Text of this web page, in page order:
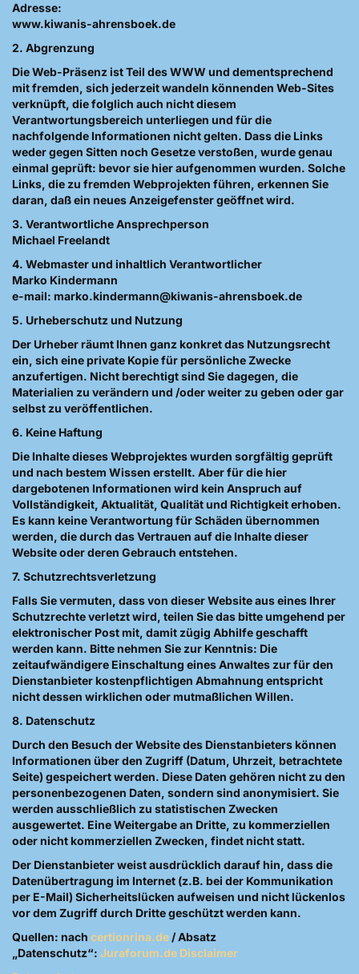
Adresse:
www.kiwanis-ahrensboek.de
2. Abgrenzung
Die Web-Präsenz ist Teil des WWW und dementsprechend
mit fremden, sich jederzeit wandeln könnenden Web-Sites
verknüpft, die folglich auch nicht diesem
Verantwortungsbereich unterliegen und für die
nachfolgende Informationen nicht gelten. Dass die Links
weder gegen Sitten noch Gesetze verstoßen, wurde genau
einmal geprüft: bevor sie hier aufgenommen wurden. Solche
Links, die zu fremden Webprojekten führen, erkennen Sie
daran, daß ein neues Anzeigefenster geöffnet wird.
3. Verantwortliche Ansprechperson
Michael Freelandt
4. Webmaster und inhaltlich Verantwortlicher
Marko Kindermann
e-mail: marko.kindermann@kiwanis-ahrensboek.de
5. Urheberschutz und Nutzung
Der Urheber räumt Ihnen ganz konkret das Nutzungsrecht
ein, sich eine private Kopie für persönliche Zwecke
anzufertigen. Nicht berechtigt sind Sie dagegen, die
Materialien zu verändern und /oder weiter zu geben oder gar
selbst zu veröffentlichen.
6. Keine Haftung
Die Inhalte dieses Webprojektes wurden sorgfältig geprüft
und nach bestem Wissen erstellt. Aber für die hier
dargebotenen Informationen wird kein Anspruch auf
Vollständigkeit, Aktualität, Qualität und Richtigkeit erhoben.
Es kann keine Verantwortung für Schäden übernommen
werden, die durch das Vertrauen auf die Inhalte dieser
Website oder deren Gebrauch entstehen.
7. Schutzrechtsverletzung
Falls Sie vermuten, dass von dieser Website aus eines Ihrer
Schutzrechte verletzt wird, teilen Sie das bitte umgehend per
elektronischer Post mit, damit zügig Abhilfe geschafft
werden kann. Bitte nehmen Sie zur Kenntnis: Die
zeitaufwändigere Einschaltung eines Anwaltes zur für den
Dienstanbieter kostenpflichtigen Abmahnung entspricht
nicht dessen wirklichen oder mutmaßlichen Willen.
8. Datenschutz
Durch den Besuch der Website des Dienstanbieters können
Informationen über den Zugriff (Datum, Uhrzeit, betrachtete
Seite) gespeichert werden. Diese Daten gehören nicht zu den
personenbezogenen Daten, sondern sind anonymisiert. Sie
werden ausschließlich zu statistischen Zwecken
ausgewertet. Eine Weitergabe an Dritte, zu kommerziellen
oder nicht kommerziellen Zwecken, findet nicht statt.
Der Dienstanbieter weist ausdrücklich darauf hin, dass die
Datenübertragung im Internet (z.B. bei der Kommunikation
per E-Mail) Sicherheitslücken aufweisen und nicht lückenlos
vor dem Zugriff durch Dritte geschützt werden kann.
Quellen: nach certionrina.de / Absatz
„Datenschutz“: Juraforum.de Disclaimer